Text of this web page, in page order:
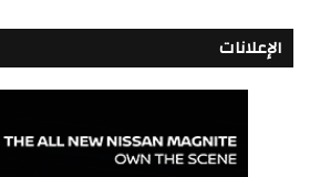
الإعلانات